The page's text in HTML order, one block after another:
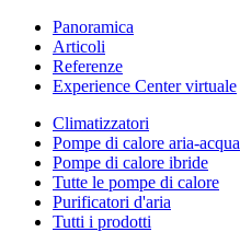
Panoramica
Articoli
Referenze
Experience Center virtuale
Climatizzatori
Pompe di calore aria-acqua
Pompe di calore ibride
Tutte le pompe di calore
Purificatori d'aria
Tutti i prodotti